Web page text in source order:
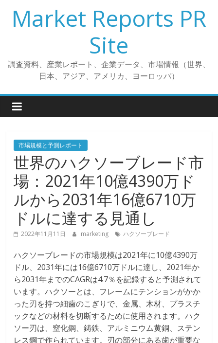
プ
Market Reports PR
Site
調査資料、産業レポート、企業データ、市場情報（世界、
日本、アジア、アメリカ、ヨーロッパ）
市場規模と予測レポート
世界のハクソーブレード市
場：2021年10億4390万ド
ルから2031年16億6710万
ドルに達する見通し
2022年11月11日 marketing ハクソーブレード
ハクソーブレードの市場規模は2021年に10億4390万
ドル、2031年には16億6710万ドルに達し、2021年か
ら2031年までのCAGRは4.7％を記録すると予測されて
います。ハクソーとは、フレームにテンションがかか
った刃を持つ細歯のこぎりで、金属、木材、プラスチ
ックなどの材料を切断するために使用されます。ハク
ソー刃は、窒化鋼、鋳鉄、アルミニウム黄銅、ステン
レス鋼で作られています。刃の部分にある歯が重要な